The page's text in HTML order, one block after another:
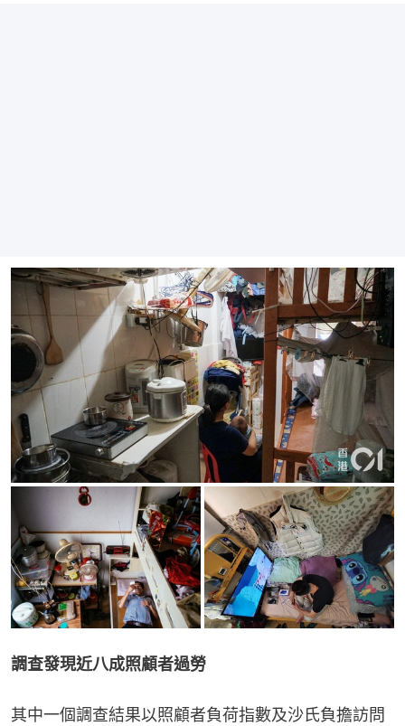
調查發現近八成照顧者過勞
其中一個調查結果以照顧者負荷指數及沙氏負擔訪問